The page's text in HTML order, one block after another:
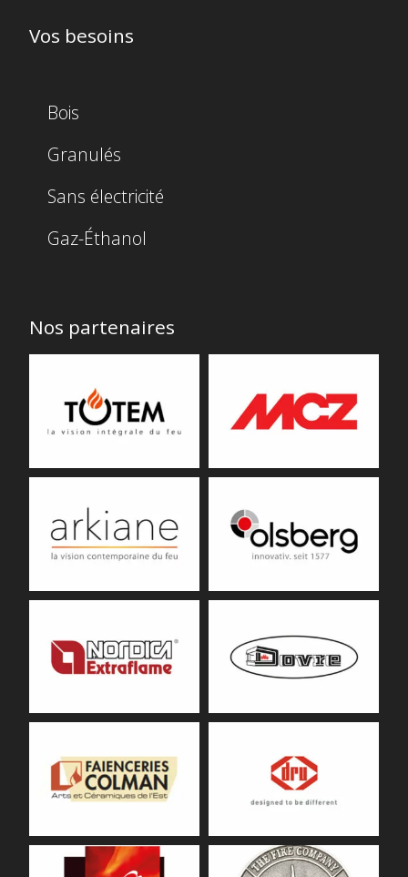
Vos besoins
Bois
Granulés
Sans électricité
Gaz-Éthanol
Nos partenaires